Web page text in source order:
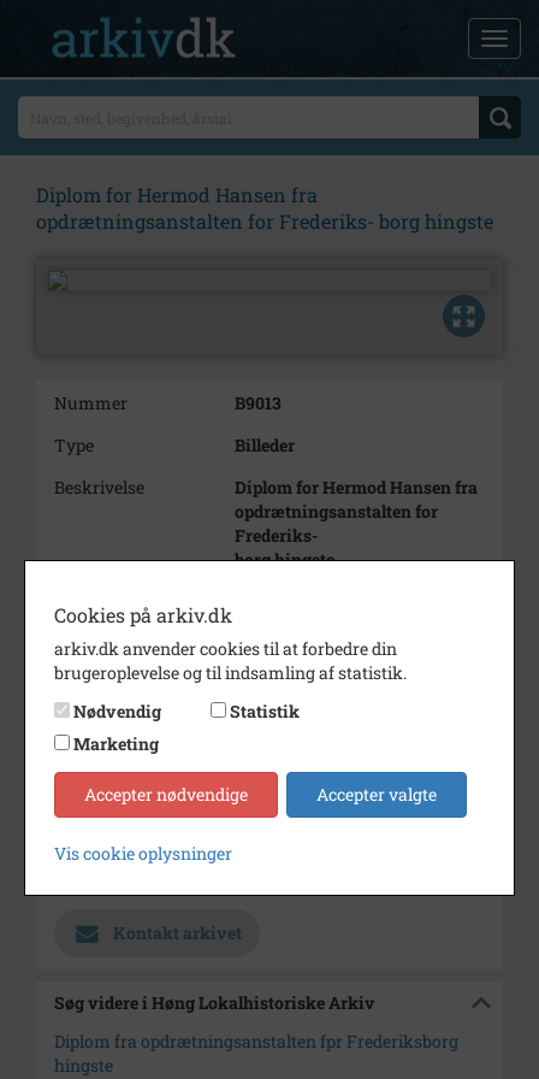
Diplom for Hermod Hansen fra
opdrætningsanstalten for Frederiks- borg hingste
Nummer
B9013
Type
Billeder
Beskrivelse
Diplom for Hermod Hansen fra
opdrætningsanstalten for
Frederiks-
borg hingste
Årstal
Dateringsnote
1914
Fotograf
Ukendt
Type
Sogn (1000-2050)
Enhed
Ørslev Sogn (Kalundborg
Kontakt arkivet
Søg videre i Høng Lokalhistoriske Arkiv
Diplom fra opdrætningsanstalten fpr Frederiksborg
hingste
Cookies på arkiv.dk
arkiv.dk anvender cookies til at forbedre din
brugeroplevelse og til indsamling af statistik.
Nødvendig
Statistik
Marketing
Accepter nødvendige Accepter valgte
Vis cookie oplysninger